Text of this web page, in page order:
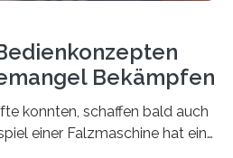
Bekämpfen
konnten, schaffen bald auch
einer Falzmaschine hat ein